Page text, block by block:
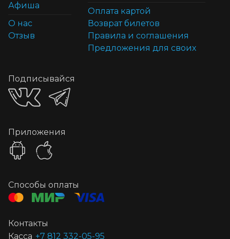
Афиша
О нас
Отзыв
Оплата картой
Возврат билетов
Правила и соглашения
Предложения для своих
Подписывайся
Приложения
Способы оплаты
Контакты
Касса +7 812 332-05-95